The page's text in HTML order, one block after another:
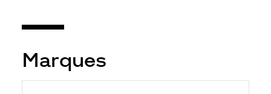
Marques